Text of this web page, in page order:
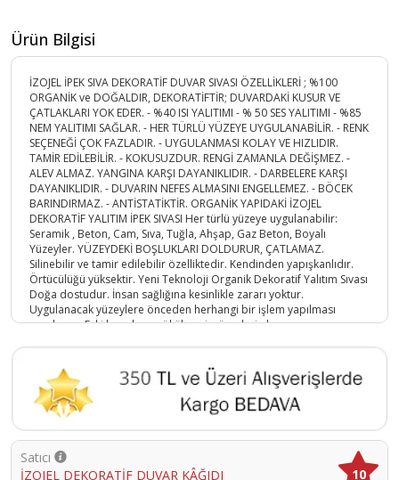
Ürün Bilgisi
İZOJEL İPEK SIVA DEKORATİF DUVAR SIVASI ÖZELLİKLERİ ; %100
ORGANİK ve DOĞALDIR, DEKORATİFTİR; DUVARDAKİ KUSUR VE
ÇATLAKLARI YOK EDER. - %40 ISI YALITIMI - % 50 SES YALITIMI - %85
NEM YALITIMI SAĞLAR. - HER TÜRLÜ YÜZEYE UYGULANABİLİR. - RENK
SEÇENEĞİ ÇOK FAZLADIR. - UYGULANMASI KOLAY VE HIZLIDIR.
TAMİR EDİLEBİLİR. - KOKUSUZDUR. RENGİ ZAMANLA DEĞİŞMEZ. -
ALEV ALMAZ. YANGINA KARŞI DAYANIKLIDIR. - DARBELERE KARŞI
DAYANIKLIDIR. - DUVARIN NEFES ALMASINI ENGELLEMEZ. - BÖCEK
BARINDIRMAZ. - ANTİSTATİKTİR. ORGANİK YAPIDAKİ İZOJEL
DEKORATİF YALITIM İPEK SIVASI Her türlü yüzeye uygulanabilir:
Seramik , Beton, Cam, Sıva, Tuğla, Ahşap, Gaz Beton, Boyalı
Yüzeyler. YÜZEYDEKİ BOŞLUKLARI DOLDURUR, ÇATLAMAZ.
Silinebilir ve tamir edilebilir özelliktedir. Kendinden yapışkanlıdır.
Örtücülüğü yüksektir. Yeni Teknoloji Organik Dekoratif Yalıtım Sıvası
Doğa dostudur. İnsan sağlığına kesinlikle zararı yoktur.
Uygulanacak yüzeylere önceden herhangi bir işlem yapılması
gerekmez. Eski boyaların sökülmesi, yüzeylerin kazınması, macun
yoktur. Her sıcaklıkta uygulama yapılabilir. Sarfiyat: Yüzeye tek kat
uygulama yapılması yeterlidir. Ürünün yüzeye uygulama kalınlığı 1,6
mm ile 2 mm arasında olmalıdır. Depolama: Oda sıcaklığı
depolama için uygundur. Özel bir ortamda depolama gerektirmez.
İZOJEL İPEK SIVA DEKORATİF DUVAR SIVASI NASIL HAZIRLANIR? BİR
KABIN İÇERİSİNE 7 LT SU KONULUR. 1 PAKET ÜRÜN SUYUN İÇERİSİNE
BOŞALTILIR. YAKLAŞIK 10 DK KARIŞTIRILIR. DAHA SONRA 30 DK
KADAR DİNLENDİRİLİP DUVARA PLASTİK MALA İLE UYGULANIR.
Satıcı
İZOJEL DEKORATİF DUVAR KÂĞIDI
10